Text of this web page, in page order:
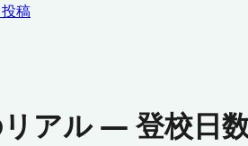
稿
アル — 登校日